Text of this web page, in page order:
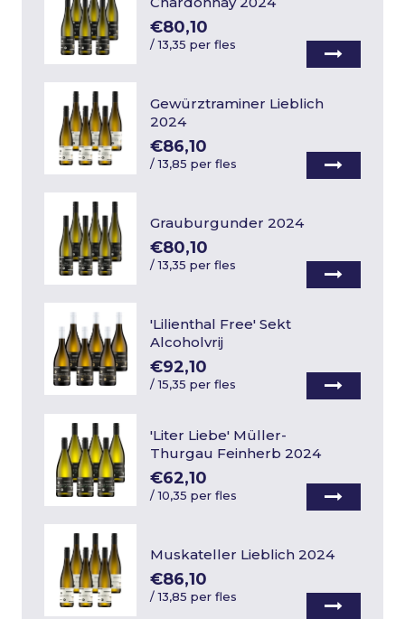
€80,10
/13,35 per fles
Gewürztraminer Lieblich
2024
€86,10
/13,85 per fles
Grauburgunder 2024
€80,10
/13,35 per fles
'Lilienthal Free' Sekt
Alcoholvrij
€92,10
/15,35 per fles
'Liter Liebe' Müller-
Thurgau Feinherb 2024
€62,10
/10,35 per fles
Muskateller Lieblich 2024
€86,10
/13,85 per fles